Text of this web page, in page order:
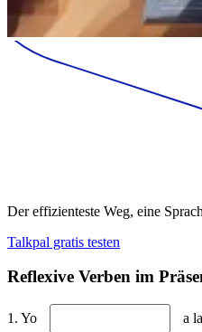
Der effizienteste Weg, eine
Talkpal gratis testen
Reflexive Verben im
1. Yo
a